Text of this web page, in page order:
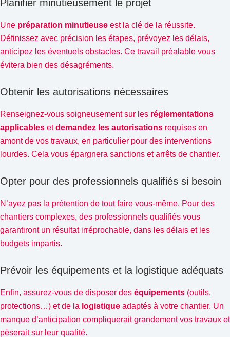
Planifier minutieusement le projet
Une préparation minutieuse est la clé de la réussite.
Définissez avec précision les étapes, prévoyez les délais,
anticipez les éventuels obstacles. Ce travail préalable vous
évitera bien des désagréments.
Obtenir les autorisations nécessaires
Renseignez-vous soigneusement sur les réglementations
applicables etdemandez les autorisations requises en
amont de vos travaux, en particulier pour des interventions
lourdes. Cela vous épargnera sanctions et arrêts de chantier.
Opter pour des professionnels qualifiés si besoin
N’ayez pas la prétention de tout faire vous-même. Pour des
chantiers complexes, des professionnels qualifiés vous
garantiront un résultat irréprochable, dans les délais et les
budgets impartis.
Prévoir les équipements et la logistique adéquats
Enfin, assurez-vous de disposer des équipements (outils,
protections…) et de la logistique adaptés à votre chantier. Un
manque d’anticipation compliquerait grandement vos travaux et
pèserait sur leur qualité.